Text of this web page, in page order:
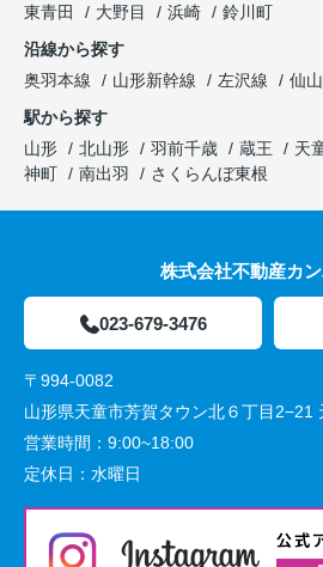
東青田
大野目 浜崎
鈴川町
沿線から探す
奥羽本線
山形新幹線 左沢線 仙
駅から探す
山形
北山形 羽前千歳 蔵王 天
神町
南出羽 さくらんぼ東根
株式会社不動産カ
023-679-3476
〒994-0082
山形県天童市芳賀タウン北６丁目2−21
営業時間： 9:00~18:00
定休日： 水曜日